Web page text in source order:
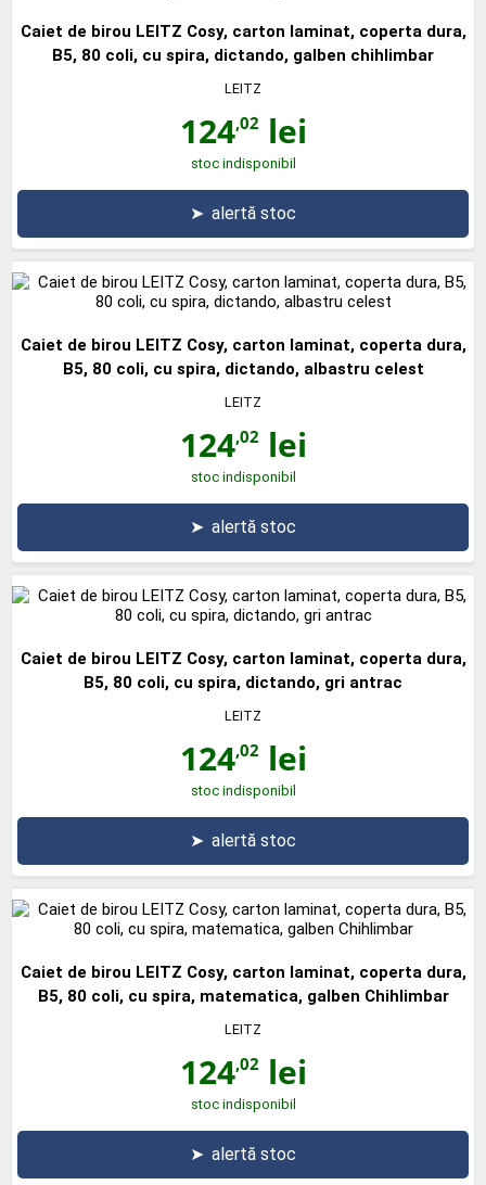
Caiet de birou LEITZ Cosy, carton laminat, coperta dura,
B5, 80 coli, cu spira, dictando, galben chihlimbar
LEITZ
124,02lei
stoc indisponibil
➤ alertă stoc
Caiet de birou LEITZ Cosy, carton laminat, coperta dura,
B5, 80 coli, cu spira, dictando, albastru celest
LEITZ
124,02lei
stoc indisponibil
➤ alertă stoc
Caiet de birou LEITZ Cosy, carton laminat, coperta dura,
B5, 80 coli, cu spira, dictando, gri antrac
LEITZ
124,02lei
stoc indisponibil
➤ alertă stoc
Caiet de birou LEITZ Cosy, carton laminat, coperta dura,
B5, 80 coli, cu spira, matematica, galben Chihlimbar
LEITZ
124,02lei
stoc indisponibil
➤ alertă stoc